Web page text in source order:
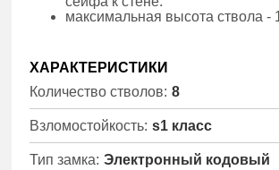
максимальная высота ствола -
ХАРАКТЕРИСТИКИ
Количество стволов: 8
Взломостойкость: s1 класс
Тип замка: Электронный кодовый